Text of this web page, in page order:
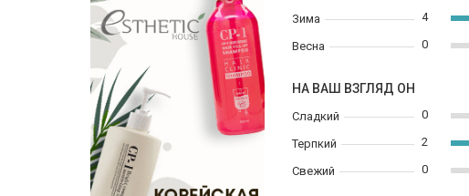
Зима
Весна
4
0
НА ВАШ ВЗГЛЯД ОН
Сладкий
Терпкий
Свежий
0
2
0